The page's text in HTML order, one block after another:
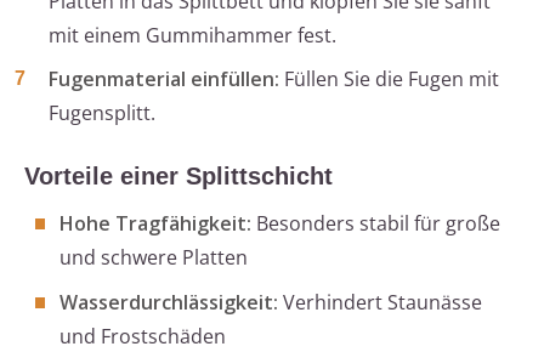
mit einem Gummihammer fest.
Fugenmaterial einfüllen: Füllen Sie die Fugen mit
Fugensplitt.
Vorteile einer Splittschicht
Hohe Tragfähigkeit: Besonders stabil für große
und schwere Platten
Wasserdurchlässigkeit: Verhindert Staunässe
und Frostschäden